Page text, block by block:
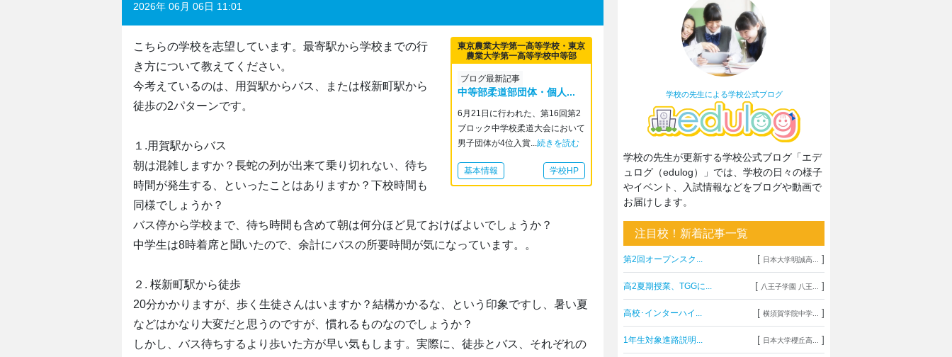
2026年 06月 06日 11:01
東京農業大学第一高等学校・東京
農業大学第一高等学校中等部
ブログ最新記事
中等部柔道部団体・個人...
6月21日に行われた、第16回第2
ブロック中学校柔道大会において
男子団体が4位入賞...続きを読む
基本情報 学校HP
こちらの学校を志望しています。最寄駅から学校までの行
き方について教えてください。
今考えているのは、用賀駅からバス、または桜新町駅から
徒歩の2パターンです。
１.用賀駅からバス
朝は混雑しますか？長蛇の列が出来て乗り切れない、待ち
時間が発生する、といったことはありますか？下校時間も
同様でしょうか？
バス停から学校まで、待ち時間も含めて朝は何分ほど見ておけばよいでしょうか？
中学生は8時着席と聞いたので、余計にバスの所要時間が気になっています。。
２. 桜新町駅から徒歩
20分かかりますが、歩く生徒さんはいますか？結構かかるな、という印象ですし、暑い夏
などはかなり大変だと思うのですが、慣れるものなのでしょうか？
しかし、バス待ちするより歩いた方が早い気もします。実際に、徒歩とバス、それぞれの
学校の先生による学校公式ブログ
学校の先生が更新する学校公式ブログ「エデ
ュログ（edulog）」では、学校の日々の様子
やイベント、入試情報などをブログや動画で
お届けします。
注目校！新着記事一覧
第2回オープンスク... [ 日本大学明誠高... ]
高2夏期授業、TGGに... [ 八王子学園 八王... ]
高校･インターハイ... [ 横須賀学院中学... ]
1年生対象進路説明... [ 日本大学櫻丘高... ]